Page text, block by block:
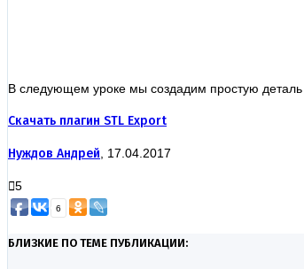
В следующем уроке мы создадим простую
Скачать плагин STL Export
Нуждов Андрей , 17.04.2017
5
6
БЛИЗКИЕ ПО ТЕМЕ ПУБЛИКАЦИИ: